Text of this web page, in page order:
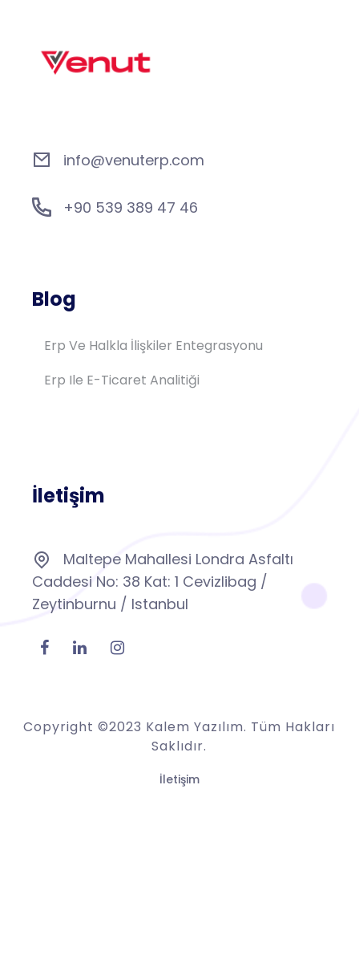
info@venuterp.com
+90 539 389 47 46
Blog
Erp Ve Halkla İlişkiler Entegrasyonu
Erp Ile E-Ticaret Analitiği
İletişim
Maltepe Mahallesi Londra Asfaltı
Caddesi No: 38 Kat: 1 Cevizlibag /
Zeytinburnu / Istanbul
Copyright ©2023 Kalem Yazılım. Tüm Hakları
Saklıdır.
İletişim